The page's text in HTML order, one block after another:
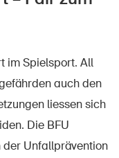
im Spielsport. All
auch den
liessen sich
Die BFU
der Unfallprävention